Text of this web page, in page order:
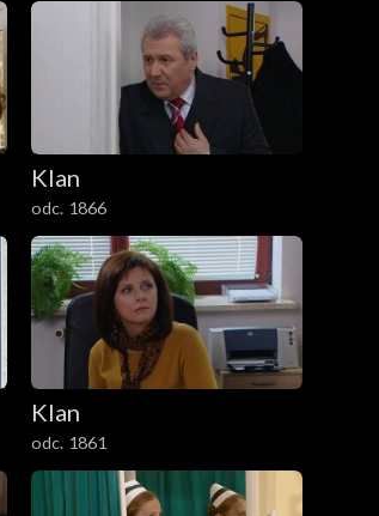
Klan
odc. 1866
Klan
odc. 1861